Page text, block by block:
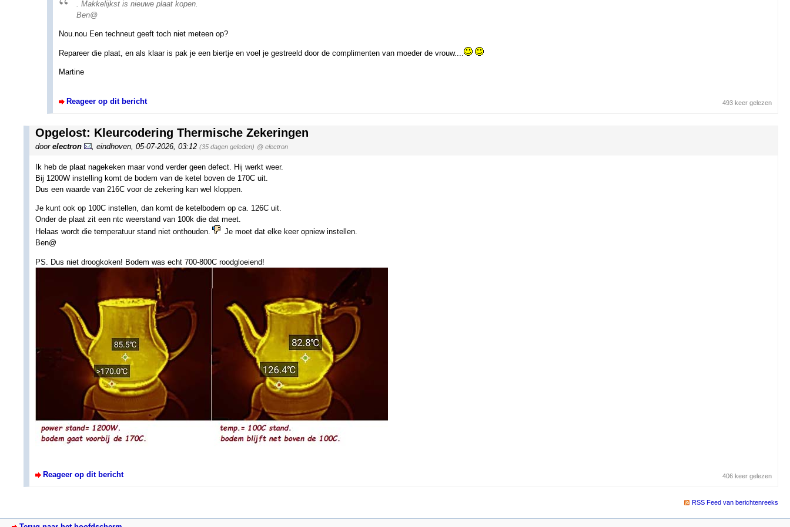
. Makkelijkst is nieuwe plaat kopen.
Ben@
Nou.nou Een techneut geeft toch niet meteen op?
Repareer die plaat, en als klaar is pak je een biertje en voel je gestreeld door de complimenten van moeder de vrouw....
Martine
Reageer op dit bericht 493 keer gelezen
Opgelost: Kleurcodering Thermische Zekeringen
door electron , eindhoven, 05-07-2026, 03:12 (35 dagen geleden) @ electron
Ik heb de plaat nagekeken maar vond verder geen defect. Hij werkt weer.
Bij 1200W instelling komt de bodem van de ketel boven de 170C uit.
Dus een waarde van 216C voor de zekering kan wel kloppen.
Je kunt ook op 100C instellen, dan komt de ketelbodem op ca. 126C uit.
Onder de plaat zit een ntc weerstand van 100k die dat meet.
Helaas wordt die temperatuur stand niet onthouden.
Je moet dat elke keer opniew instellen.
Ben@
PS. Dus niet droogkoken! Bodem was echt 700-800C roodgloeiend!
Reageer op dit bericht 406 keer gelezen
RSS Feed van berichtenreeks